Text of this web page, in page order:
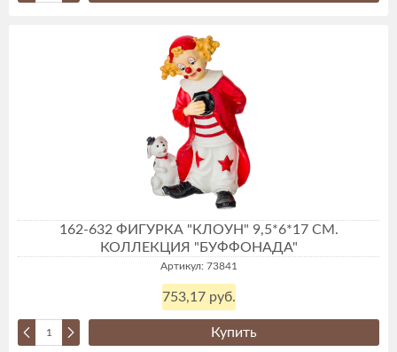
162-632 ФИГУРКА "КЛОУН" 9,5*6*17 СМ.
КОЛЛЕКЦИЯ "БУФФОНАДА"
Артикул: 73841
753,17 руб.
Купить